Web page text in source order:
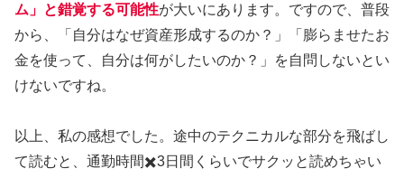
ム」と錯覚する可能性が大いにあります。ですので、普段
から、「自分はなぜ資産形成するのか？」「膨らませたお
金を使って、自分は何がしたいのか？」を自問しないとい
けないですね。
以上、私の感想でした。途中のテクニカルな部分を飛ばし
て読むと、通勤時間✖️3日間くらいでサクッと読めちゃい